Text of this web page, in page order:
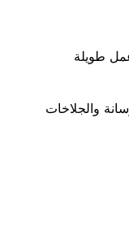
طويلة
الخرسانة والجلاخات